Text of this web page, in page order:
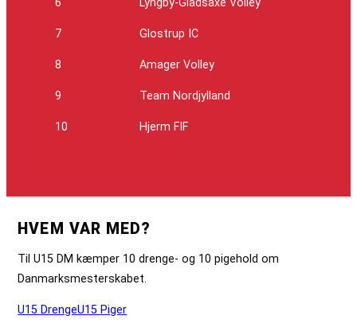
6 Lyngby-Gladsaxe Volley
7 Glostrup IC
8 Amager Volley
9 Team Nordjylland
10 Hjerm FIF
HVEM VAR MED?
Til U15 DM kæmper 10 drenge- og 10 pigehold om
Danmarksmesterskabet.
U15 DrengeU15 Piger